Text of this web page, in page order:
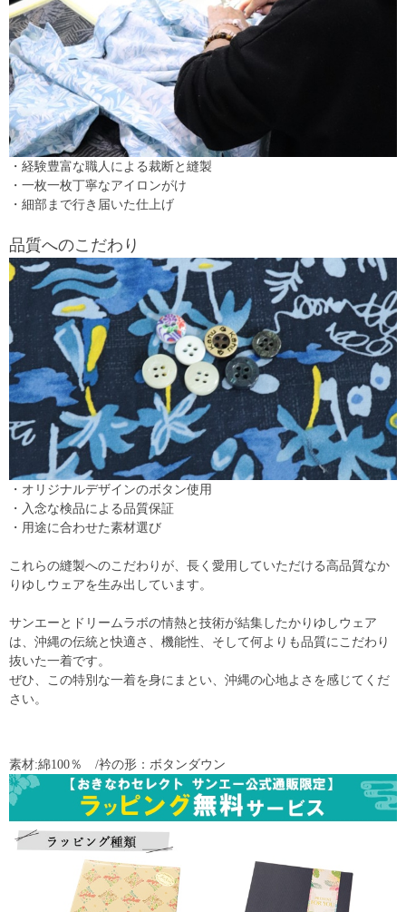
・経験豊富な職人による裁断と縫製
・一枚一枚丁寧なアイロンがけ
・細部まで行き届いた仕上げ
品質へのこだわり
・オリジナルデザインのボタン使用
・入念な検品による品質保証
・用途に合わせた素材選び
これらの縫製へのこだわりが、長く愛用していただける高品質なか
りゆしウェアを生み出しています。
サンエーとドリームラボの情熱と技術が結集したかりゆしウェア
は、沖縄の伝統と快適さ、機能性、そして何よりも品質にこだわり
抜いた一着です。
ぜひ、この特別な一着を身にまとい、沖縄の心地よさを感じてくだ
さい。
素材:綿100％ /衿の形：ボタンダウン